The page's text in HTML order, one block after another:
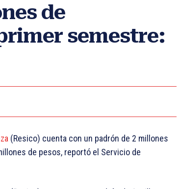
de
semestre:
(Resico) cuenta con un padrón de 2 millones
de pesos, reportó el Servicio de